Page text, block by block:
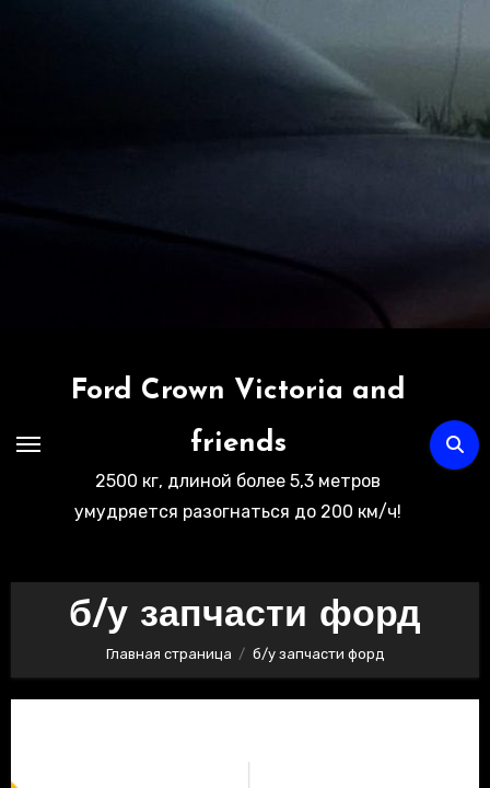
Ford Crown Victoria and
friends
2500 кг, длиной более 5,3 метров
умудряется разогнаться до 200 км/ч!
б/у запчасти форд
Главная страница б/у запчасти форд